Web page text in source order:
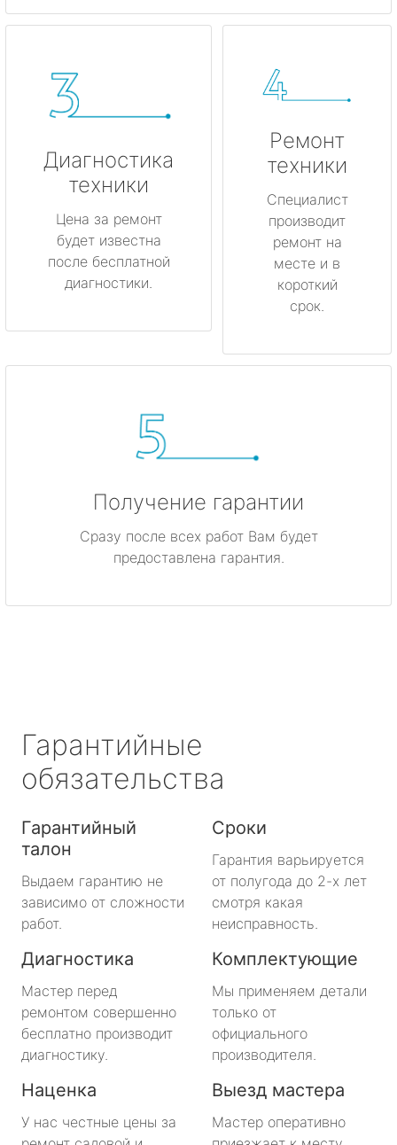
Диагностика
техники
Цена за ремонт
будет известна
после бесплатной
диагностики.
Ремонт
техники
Специалист
производит
ремонт на
месте и в
короткий
срок.
Получение гарантии
Сразу после всех работ Вам будет
предоставлена гарантия.
Гарантийные
обязательства
Гарантийный
талон
Выдаем гарантию не
зависимо от сложности
работ.
Сроки
Гарантия варьируется
от полугода до 2-х лет
смотря какая
неисправность.
Диагностика
Мастер перед
ремонтом совершенно
бесплатно производит
диагностику.
Комплектующие
Мы применяем детали
только от
официального
производителя.
Наценка
У нас честные цены за
Выезд мастера
Мастер оперативно